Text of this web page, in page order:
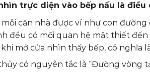
trực diện vào bếp nấu là
căn nhà được ví như con
đều có mối quan hệ mật thiết
khi mở cửa nhìn thấy bếp, có nghĩa
có nguyên tắc là “Đường vòng